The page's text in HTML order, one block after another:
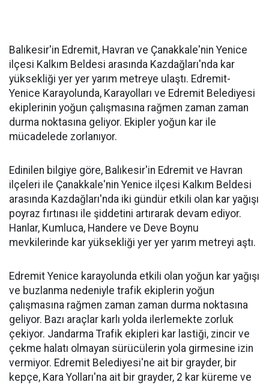
Balıkesir'in Edremit, Havran ve Çanakkale'nin Yenice
ilçesi Kalkım Beldesi arasında Kazdağları'nda kar
yüksekliği yer yer yarım metreye ulaştı. Edremit-
Yenice Karayolunda, Karayolları ve Edremit Belediyesi
ekiplerinin yoğun çalışmasına rağmen zaman zaman
durma noktasına geliyor. Ekipler yoğun kar ile
mücadelede zorlanıyor.
Edinilen bilgiye göre, Balıkesir'in Edremit ve Havran
ilçeleri ile Çanakkale'nin Yenice ilçesi Kalkım Beldesi
arasında Kazdağları'nda iki gündür etkili olan kar yağışı
poyraz fırtınası ile şiddetini artırarak devam ediyor.
Hanlar, Kumluca, Handere ve Deve Boynu
mevkilerinde kar yüksekliği yer yer yarım metreyi aştı.
Edremit Yenice karayolunda etkili olan yoğun kar yağışı
ve buzlanma nedeniyle trafik ekiplerin yoğun
çalışmasına rağmen zaman zaman durma noktasına
geliyor. Bazı araçlar karlı yolda ilerlemekte zorluk
çekiyor. Jandarma Trafik ekipleri kar lastiği, zincir ve
çekme halatı olmayan sürücülerin yola girmesine izin
vermiyor. Edremit Belediyesi'ne ait bir grayder, bir
kepçe, Kara Yolları'na ait bir grayder, 2 kar küreme ve